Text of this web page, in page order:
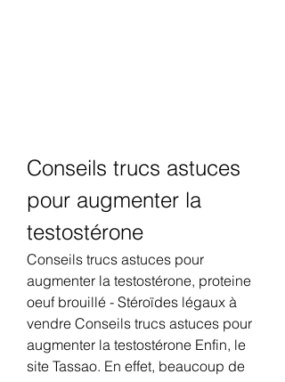
Conseils trucs astuces
pour augmenter la
testostérone
Conseils trucs astuces pour
augmenter la testostérone, proteine
oeuf brouillé - Stéroïdes légaux à
vendre Conseils trucs astuces pour
augmenter la testostérone Enfin, le
site Tassao. En effet, beaucoup de